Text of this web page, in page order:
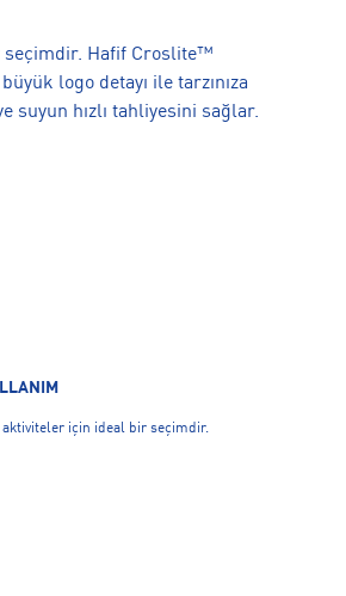
seçimdir. Hafif Croslite™
logo detayı ile tarzınıza
suyun hızlı tahliyesini sağlar.
için ideal bir seçimdir.